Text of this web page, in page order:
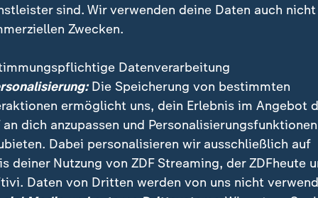
sind aktuell zu niedrig. Der Ausbruch
Januar verschärfte die Krise der Schweinehalter.
sind. Wir verwenden deine Daten auch nicht
Zwecken.
Datenverarbeitung
Die Speicherung von bestimmten
ermöglicht uns, dein Erlebnis im Angebot
an dich anzupassen und Personalisierungsfunktionen
Dabei personalisieren wir ausschließlich auf
deiner Nutzung von ZDF Streaming, der ZDFheute
Daten von Dritten werden von uns nicht